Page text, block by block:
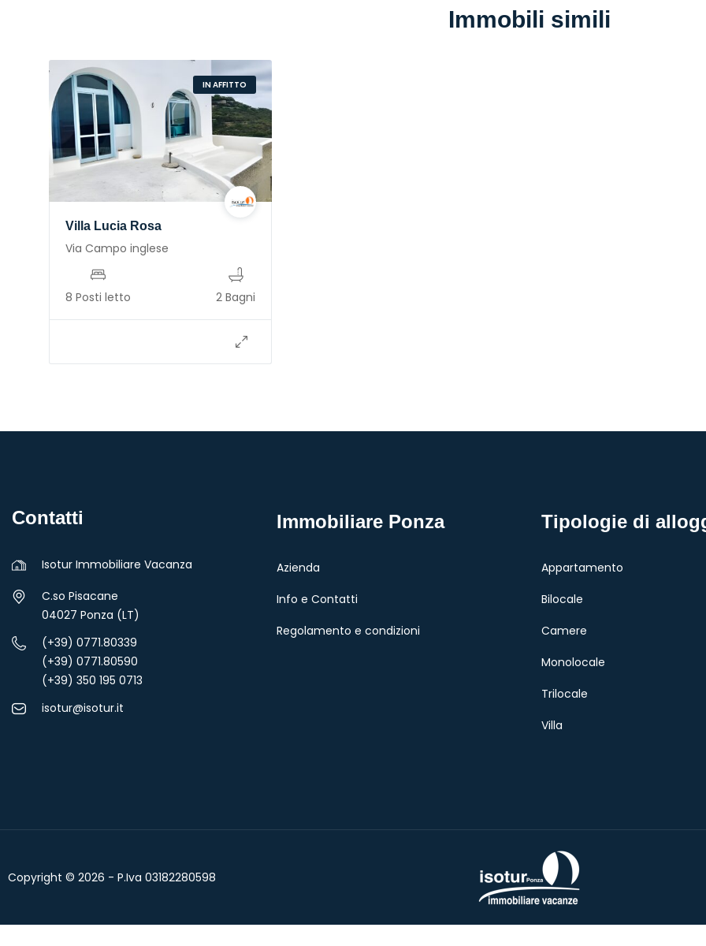
Immobili simili
IN AFFITTO
Villa Lucia Rosa
Via Campo inglese
8 Posti letto 2 Bagni
Contatti
Isotur Immobiliare Vacanza
C.so Pisacane
04027 Ponza (LT)
(+39) 0771.80339
(+39) 0771.80590
(+39) 350 195 0713
isotur@isotur.it
Immobiliare Ponza
Azienda
Info e Contatti
Regolamento e condizioni
Tipologie di
Appartamento
Bilocale
Camere
Monolocale
Trilocale
Villa
Copyright © 2026 - P.Iva 03182280598